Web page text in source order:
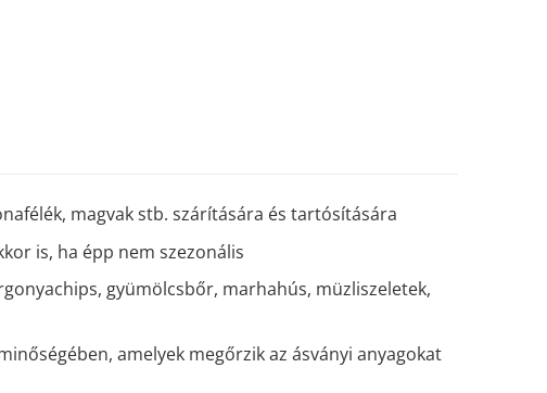
magvak stb. szárítására és tartósítására
is, ha épp nem szezonális
gyümölcsbőr, marhahús, müzliszeletek,
amelyek megőrzik az ásványi anyagokat